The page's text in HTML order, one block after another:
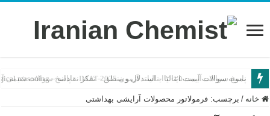
پاسخ سوالات آیمت ۲۰۲۵ ایتالیا – آزمون IMAT 2025 – پاسخ سوالات شیمی آیمت ۲۰۲۵
خانه / برچسب: فرمولاتور محصولات آرایشی بهداشتی